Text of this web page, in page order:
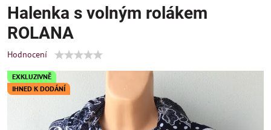
EXKLUZIVNĚ
IHNED K DODÁNÍ
Halenka s volným rolákem
ROLANA
Hodnocení